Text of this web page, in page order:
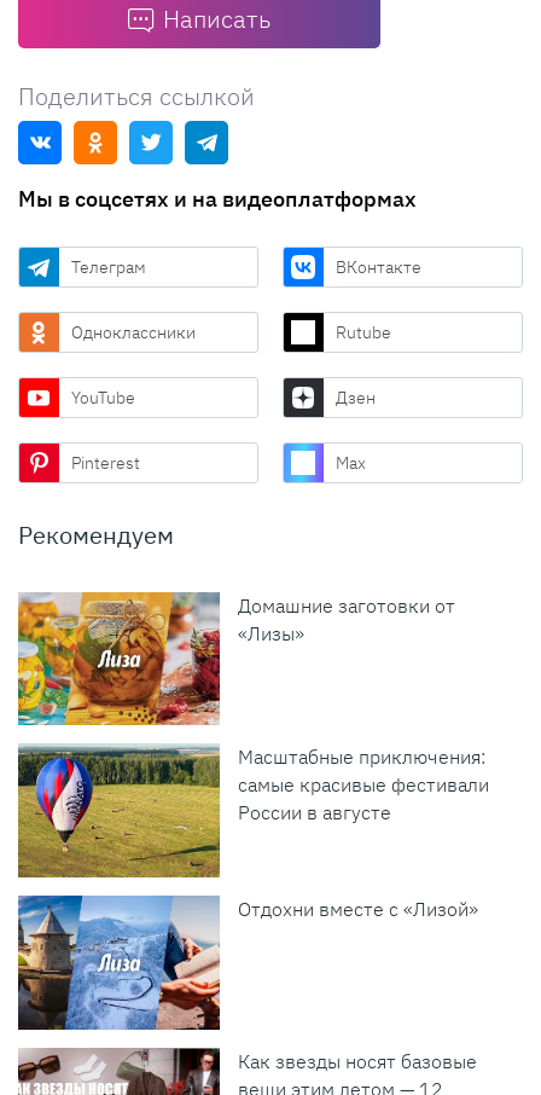
Написать
Поделиться ссылкой
Мы в соцсетях и на видеоплатформах
Телеграм ВКонтакте
Одноклассники Rutube
YouTube Дзен
Pinterest Max
Рекомендуем
Домашние заготовки от
«Лизы»
Масштабные приключения:
самые красивые фестивали
России в августе
Отдохни вместе с «Лизой»
Как звезды носят базовые
вещи этим летом — 12